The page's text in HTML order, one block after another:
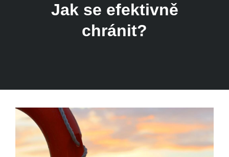
Jak se efektivně
chránit?